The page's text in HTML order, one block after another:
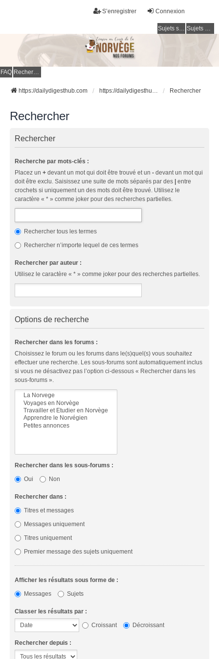
Connexion
S’enregistrer
Sujets sans réponse Sujets actifs
FAQ Rechercher
https://dailydigesthub.com https://dailydigesthub.com Rechercher
Rechercher
Rechercher
Recherche par mots-clés :
Placez un + devant un mot qui doit être trouvé et un - devant un mot qui
doit être exclu. Saisissez une suite de mots séparés par des
entre
crochets si uniquement un des mots doit être trouvé. Utilisez le
caractère « * » comme joker pour des recherches partielles.
Rechercher tous les termes
Rechercher n’importe lequel de ces termes
Rechercher par auteur :
Utilisez le caractère « * » comme joker pour des recherches partielles.
Options de recherche
Rechercher dans les forums :
Choisissez le forum ou les forums dans le(s)quel(s) vous souhaitez
effectuer une recherche. Les sous-forums sont automatiquement inclus
si vous ne désactivez pas l’option ci-dessous « Rechercher dans les
sous-forums ».
Rechercher dans les sous-forums :
Oui
Non
Rechercher dans :
Titres et messages
Messages uniquement
Titres uniquement
Premier message des sujets uniquement
Afficher les résultats sous forme de :
Messages
Sujets
Classer les résultats par :
Croissant
Décroissant
Rechercher depuis :